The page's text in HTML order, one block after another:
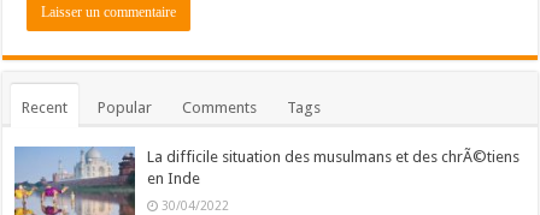
Recent Popular Comments Tags
La difficile situation des musulmans et des chrÃ©tiens
en Inde
30/04/2022